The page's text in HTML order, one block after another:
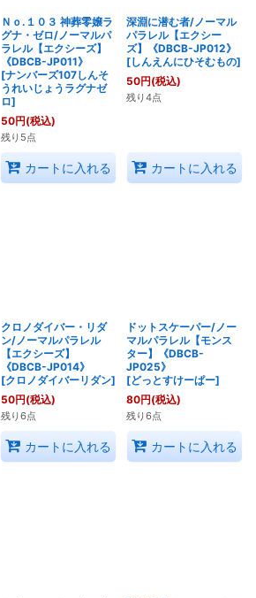
Ｎｏ.１０３ 神葬零嬢ラ
グナ・ゼロ/ノーマルパ
ラレル【エクシーズ】
《DBCB-JP011》
[ナンバーズ107しんそ
うれいじょうラグナゼ
ロ]
50円(税込)
残り5点
カートに入れる
深淵に潜む者/ノーマル
パラレル【エクシー
ズ】《DBCB-JP012》
[しんえんにひそむもの]
50円(税込)
残り4点
カートに入れる
クロノダイバー・リダ
ン/ノーマルパラレル
【エクシーズ】
《DBCB-JP014》
[クロノダイバーリダン]
50円(税込)
残り6点
カートに入れる
ドットスケーパー/ノー
マルパラレル【モンス
ター】《DBCB-
JP025》
[どっとすけーぱー]
80円(税込)
残り6点
カートに入れる